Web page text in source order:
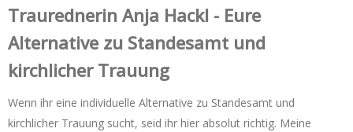
Trauredner‌in Anja Hackl - Eure
Alternative zu Standesamt und
kirchlicher Trauung
Wenn ihr eine individuelle Alternative zu Standesamt und
kirchlicher Trauung sucht, seid ihr hier absolut richtig. Meine